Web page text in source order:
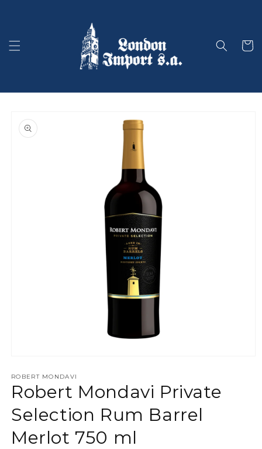
Carrito
información
multimedia
1
en
ventana
modal
ROBERT MONDAVI
Robert Mondavi Private
Selection Rum Barrel
Merlot 750 ml